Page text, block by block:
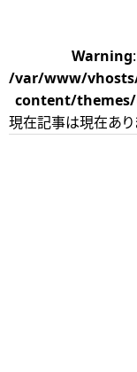
Warning
/var/www/
content/
現在記事は現在あり